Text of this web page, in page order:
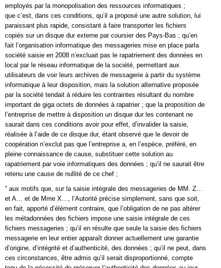
employés par la monopolisation des ressources informatiques ;
que c’est, dans ces conditions, qu’il a proposé une autre solution, lui
paraissant plus rapide, consistant à faire transporter les fichiers
copiés sur un disque dur externe par coursier des Pays-Bas ; qu’en
fait l’organisation informatique des messageries mise en place parla
société saisie en 2008 n’excluait pas le rapatriement des données en
local par le réseau informatique de la société, permettant aux
utilisateurs de voir leurs archives de messagerie à partir du système
informatique à leur disposition, mais la solution alternative proposée
par la société tendait à réduire les contraintes résultant du nombre
important de giga octets de données à rapatrier ; que la proposition de
l’entreprise de mettre à disposition un disque dur les contenant ne
saurait dans ces conditions avoir pour effet, d’invalider la saisie,
réalisée à l’aide de ce disque dur, étant observé que le devoir de
coopération n’exclut pas que l’entreprise a, en l’espèce, préféré, en
pleine connaissance de cause, substituer cette solution au
rapatriement par voie informatiques des données ; qu’il ne saurait être
retenu une cause de nullité de ce chef ;
” aux motifs que, sur la saisie intégrale des messageries de MM. Z…
et A… et de Mme X…, l’Autorité précise simplement, sans que soit,
en fait, apporté d’élément contraire, que l’obligation de ne pas altérer
les métadonnées des fichiers impose une saisie intégrale de ces
fichiers messageries ; qu’il en résulte que seule la saisie des fichiers
messagerie en leur entier apparaît donner actuellement une garantie
d’origine, d’intégrité et d’authenticité, des données ; qu’il ne peut, dans
ces circonstances, être admis qu’il serait disproportionné, compte